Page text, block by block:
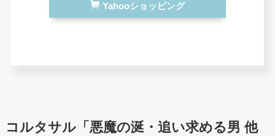
Yahooショッピング
コルタサル「悪魔の涎・追い求める男 他